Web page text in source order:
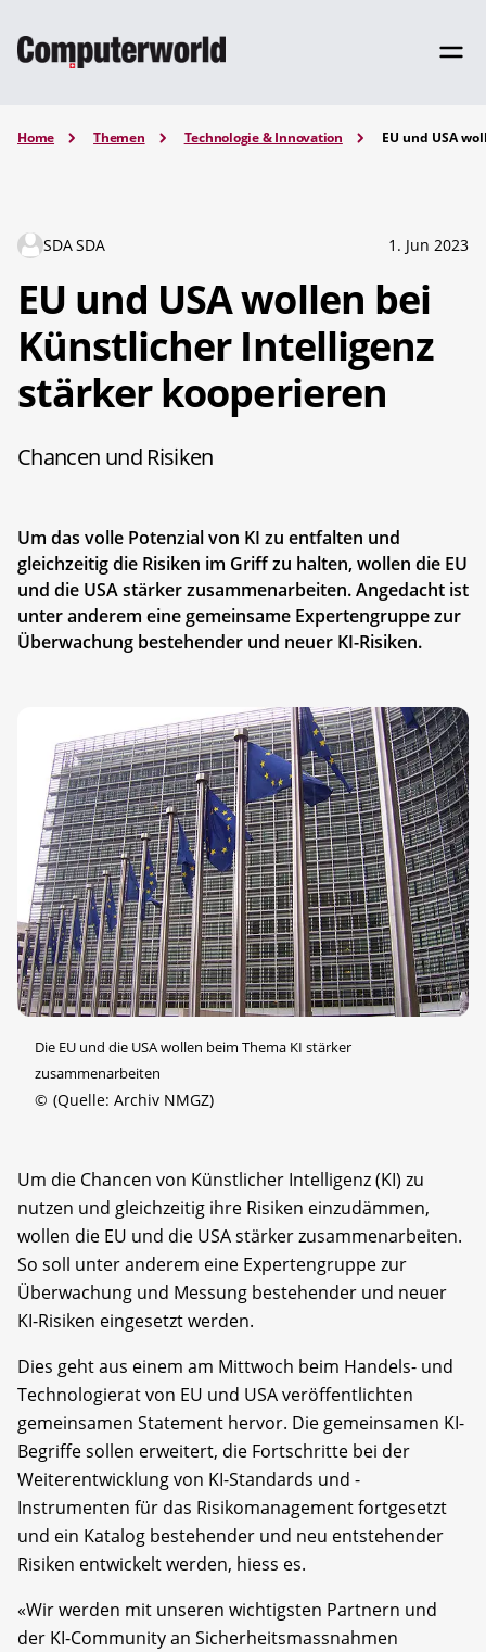
Home Themen Technologie & Innovation EU und USA
SDA SDA 1. Jun 2023
EU und USA wollen bei
Künstlicher Intelligenz
stärker kooperieren
Chancen und Risiken
Um das volle Potenzial von KI zu entfalten und
gleichzeitig die Risiken im Griff zu halten, wollen die EU
und die USA stärker zusammenarbeiten. Angedacht ist
unter anderem eine gemeinsame Expertengruppe zur
Überwachung bestehender und neuer KI-Risiken.
Die EU und die USA wollen beim Thema KI stärker
zusammenarbeiten
© (Quelle: Archiv NMGZ)
Um die Chancen von Künstlicher Intelligenz (KI) zu
nutzen und gleichzeitig ihre Risiken einzudämmen,
wollen die EU und die USA stärker zusammenarbeiten.
So soll unter anderem eine Expertengruppe zur
Überwachung und Messung bestehender und neuer
KI-Risiken eingesetzt werden.
Dies geht aus einem am Mittwoch beim Handels- und
Technologierat von EU und USA veröffentlichten
gemeinsamen Statement hervor. Die gemeinsamen KI-
Begriffe sollen erweitert, die Fortschritte bei der
Weiterentwicklung von KI-Standards und -
Instrumenten für das Risikomanagement fortgesetzt
und ein Katalog bestehender und neu entstehender
Risiken entwickelt werden, hiess es.
«Wir werden mit unseren wichtigsten Partnern und
der KI-Community an Sicherheitsmassnahmen